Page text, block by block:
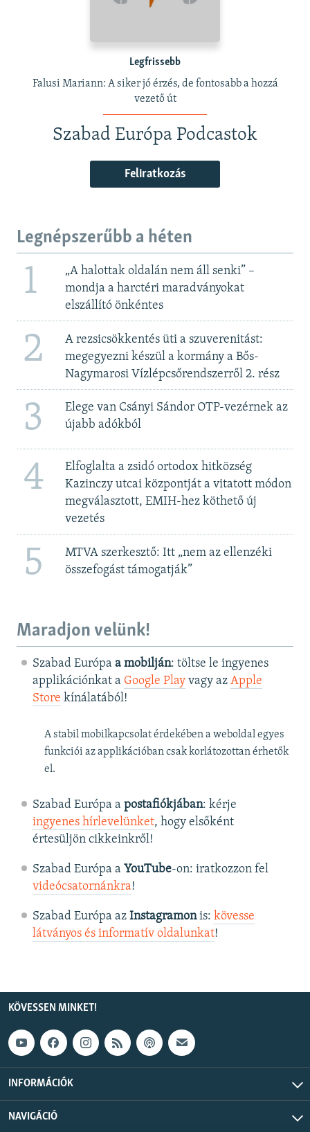
Legfrissebb
Falusi Mariann: A siker jó érzés, de fontosabb a hozzá
vezető út
Szabad Európa Podcastok
Feliratkozás
Legnépszerűbb a héten
1
„A halottak oldalán nem áll senki” –
mondja a harctéri maradványokat
elszállító önkéntes
2
A rezsicsökkentés üti a szuverenitást:
megegyezni készül a kormány a Bős-
Nagymarosi Vízlépcsőrendszerről 2. rész
3
Elege van Csányi Sándor OTP-vezérnek az
újabb adókból
4
Elfoglalta a zsidó ortodox hitközség
Kazinczy utcai központját a vitatott módon
megválasztott, EMIH-hez köthető új
vezetés
5
MTVA szerkesztő: Itt „nem az ellenzéki
összefogást támogatják”
Maradjon velünk!
Szabad Európa a mobilján: töltse le ingyenes
applikációnkat a Google Playvagy az Apple
Store kínálatából!
A stabil mobilkapcsolat érdekében a weboldal egyes
funkciói az applikációban csak korlátozottan érhetők
el.
Szabad Európa a postafiókjában: kérje
ingyenes hírlevelünket, hogy elsőként
értesüljön cikkeinkről!
Szabad Európa a YouTube-on: iratkozzon fel
videócsatornánkra!
Szabad Európa az Instagramonis: kövesse
látványos és informatív oldalunkat! ​
KÖVESSEN MINKET!
INFORMÁCIÓK
NAVIGÁCIÓ